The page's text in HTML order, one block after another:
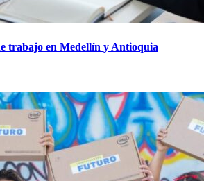
trabajo en Medellín y Antioquia